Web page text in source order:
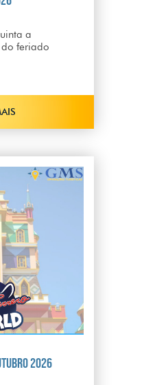
a
feriado
2026